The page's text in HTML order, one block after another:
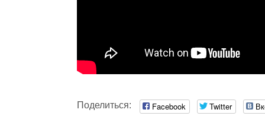
Поделиться: Facebook Twitter